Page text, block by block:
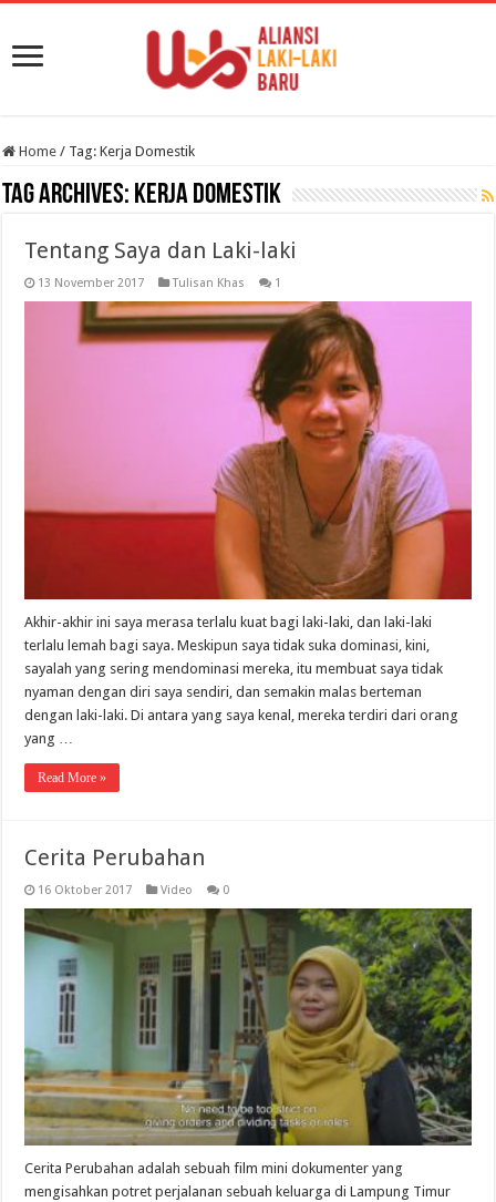
Home / Tag:Kerja Domestik
Tag Archives: Kerja Domestik
Tentang Saya dan Laki-laki
13 November 2017 Tulisan Khas 1
Akhir-akhir ini saya merasa terlalu kuat bagi laki-laki, dan laki-laki
terlalu lemah bagi saya. Meskipun saya tidak suka dominasi, kini,
sayalah yang sering mendominasi mereka, itu membuat saya tidak
nyaman dengan diri saya sendiri, dan semakin malas berteman
dengan laki-laki. Di antara yang saya kenal, mereka terdiri dari orang
yang …
Read More »
Cerita Perubahan
16 Oktober 2017 Video 0
Cerita Perubahan adalah sebuah film mini dokumenter yang
mengisahkan potret perjalanan sebuah keluarga di Lampung Timur